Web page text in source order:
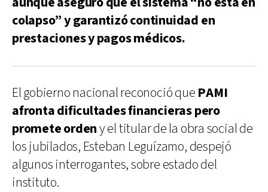
colapso” y garantizó continuidad en
prestaciones y pagos médicos.
El gobierno nacional reconoció que PAMI
afronta dificultades financieras pero
promete ordeny el titular de la obra social de
los jubilados, Esteban Leguízamo, despejó
algunos interrogantes, sobre estado del
instituto.